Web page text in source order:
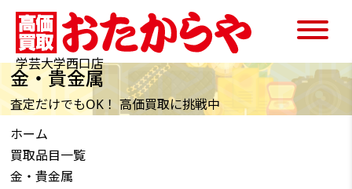
学芸大学西口店
金・貴金属
査定だけでもOK！ 高価買取に挑戦中
ホーム
買取品目一覧
金・貴金属